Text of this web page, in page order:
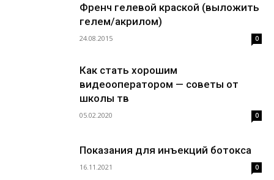
Френч гелевой краской (выложить
гелем/акрилом)
24.08.2015 0
Как стать хорошим
видеооператором — советы от
школы тв
05.02.2020 0
Показания для инъекций ботокса
16.11.2021 0